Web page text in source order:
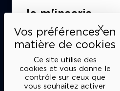
Ce site utilise des
cookies et vous donne le
contrôle sur ceux que
vous souhaitez activer
X
Liens utiles
Mentions légales
Conditions générales de vente
Cookies
Je m'inscris